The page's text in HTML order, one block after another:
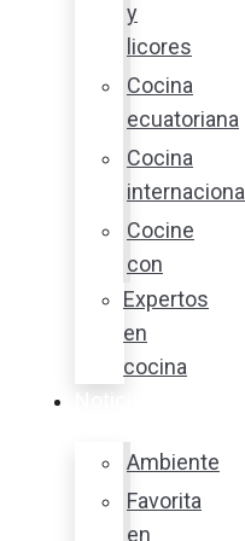
y
licores
Cocina
ecuatoriana
Cocina
internacional
Cocine
con
Expertos
en
cocina
Ambiente
Favorita
en